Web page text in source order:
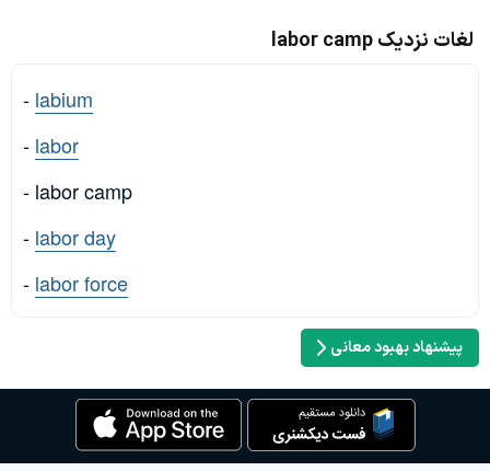
لغات نزدیک labor camp
- labium
- labor
- labor camp
- labor day
- labor force
پیشنهاد بهبود معانی